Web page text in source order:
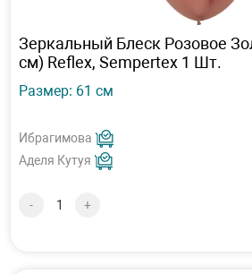
Зеркальный Блеск Розовое
см) Reflex, Sempertex 1 Шт.
Размер: 61 см
Ибрагимова
Аделя Кутуя
- +